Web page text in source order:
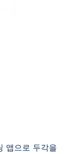
앱으로 두각을